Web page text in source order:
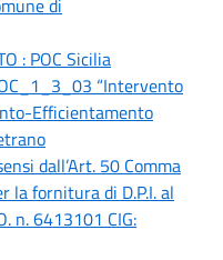
di
: POC Sicilia
“Intervento
Efficientamento
dall’Art. 50 Comma
la fornitura di D.P.I. al
n. 6413101 CIG: